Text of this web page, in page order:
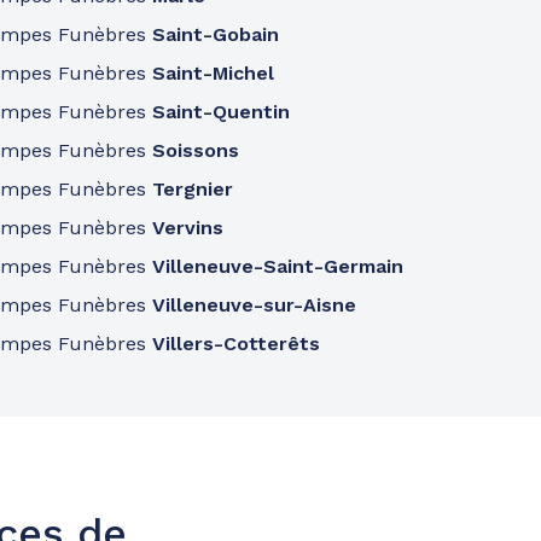
FunèbresSaint-Gobain
FunèbresSaint-Michel
FunèbresSaint-Quentin
FunèbresSoissons
Funèbres Tergnier
FunèbresVervins
FunèbresVilleneuve-Saint-Germain
FunèbresVilleneuve-sur-Aisne
FunèbresVillers-Cotterêts